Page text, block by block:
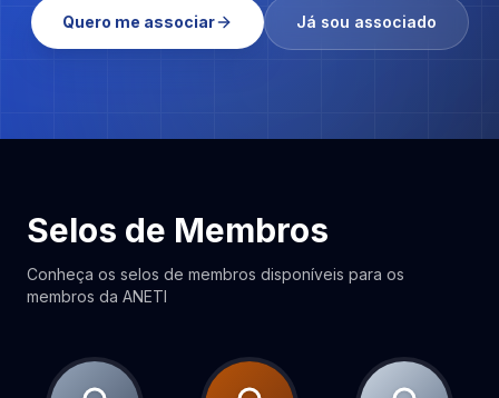
Quero me associar Já sou associado
Selos de Membros
Conheça os selos de membros disponíveis para os
membros da ANETI